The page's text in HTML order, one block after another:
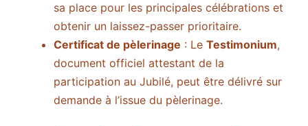
sa place pour les principales célébrations et
obtenir un laissez-passer prioritaire.
Certificat de pèlerinage : Le Testimonium,
document officiel attestant de la
participation au Jubilé, peut être délivré sur
demande à l’issue du pèlerinage.